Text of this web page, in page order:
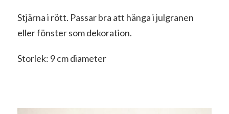
Stjärna i rött. Passar bra att hänga i julgranen
eller fönster som dekoration.
Storlek: 9 cm diameter